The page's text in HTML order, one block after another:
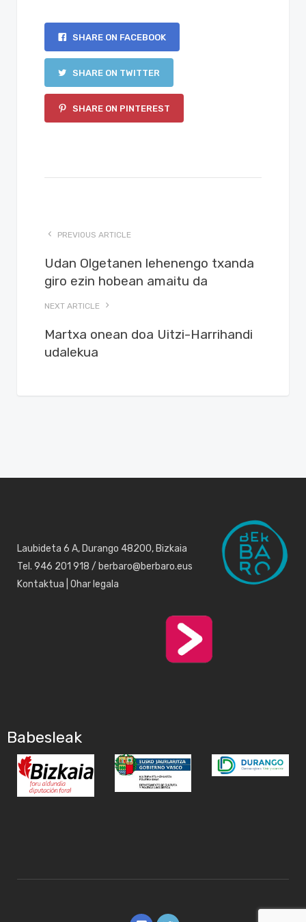
SHARE ON FACEBOOK
SHARE ON TWITTER
SHARE ON PINTEREST
PREVIOUS ARTICLE
Udan Olgetanen lehenengo txanda
giro ezin hobean amaitu da
NEXT ARTICLE
Martxa onean doa Uitzi-Harrihandi
udalekua
Laubideta 6 A, Durango 48200, Bizkaia
Tel. 946 201 918 / berbaro@berbaro.eus
Kontaktua Ohar legala
Babesleak